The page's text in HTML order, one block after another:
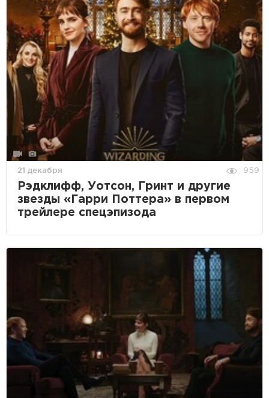
21 декабря 959
Рэдклифф, Уотсон, Гринт и другие
звезды «Гарри Поттера» в первом
трейлере спецэпизода